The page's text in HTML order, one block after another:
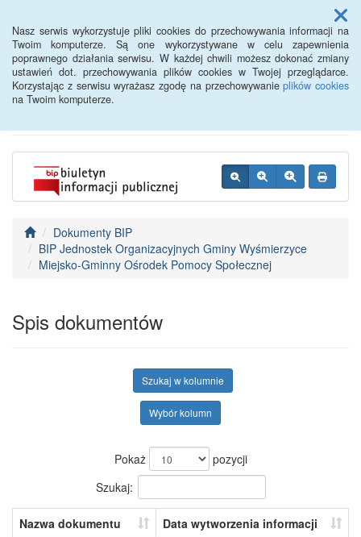
Nasz serwis wykorzystuje pliki cookies do przechowywania informacji na
Twoim komputerze. Są one wykorzystywane w celu zapewnienia
poprawnego działania serwisu. W każdej chwili możesz dokonać zmiany
ustawień dot. przechowywania plików cookies w Twojej przeglądarce.
Korzystając z serwisu wyrażasz zgodę na przechowywanieplików cookies
na Twoim komputerze.
Menu
BIP - Urząd Miejski
Wyśmierzyce
Dokumenty BIP
BIP Jednostek Organizacyjnych Gminy Wyśmierzyce
Miejsko-Gminny Ośrodek Pomocy Społecznej
Spis dokumentów
Szukaj w kolumnie
Wybór kolumn
Pokaż
pozycji
Szukaj:
Nazwa dokumentu
Data wytworzenia informacji